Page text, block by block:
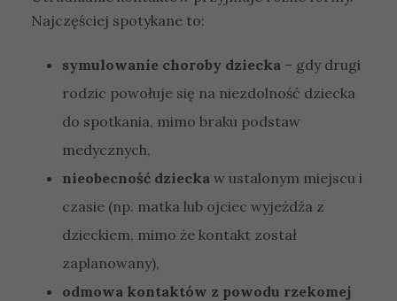
Najczęściej spotykane to:
symulowanie choroby dziecka – gdy drugi
rodzic powołuje się na niezdolność dziecka
do spotkania, mimo braku podstaw
medycznych,
nieobecność dziecka w ustalonym miejscu i
czasie (np. matka lub ojciec wyjeżdża z
dzieckiem, mimo że kontakt został
zaplanowany),
odmowa kontaktów z powodu rzekomej